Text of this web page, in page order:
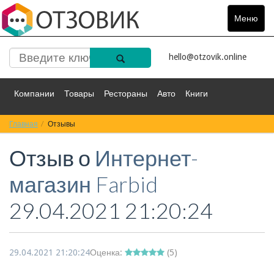
Меню
Toggle
hello@otzovik.online
Компании Товары Рестораны Авто Книги
Спорт Фильмы
Красота Здоровье Остальное
Главная Отзывы
Отзыв о Интернет-
магазин Farbid
29.04.2021 21:20:24
29.04.2021 21:20:24Оценка: (5)